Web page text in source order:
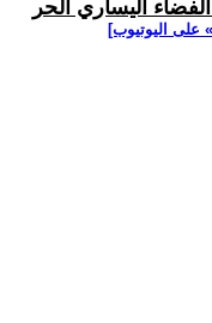
اليساري الحر
على اليوتيوب]